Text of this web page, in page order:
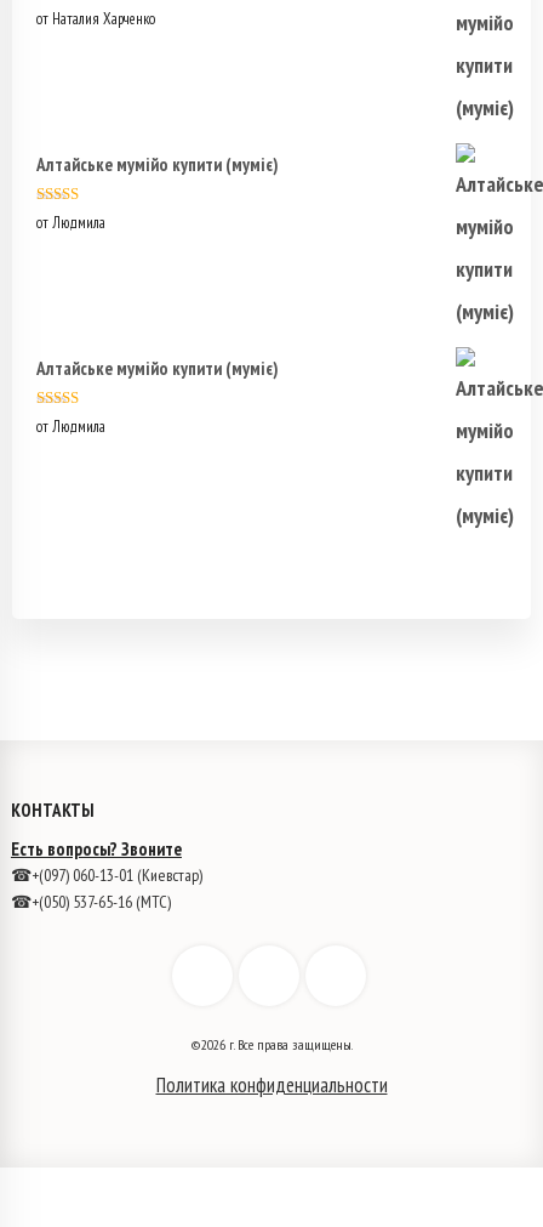
Оценка5 из
5
от Наталия Харченко
Алтайське мумійо купити (муміє)
Оценка5из
5
от Людмила
Алтайське мумійо купити (муміє)
Оценка5из
5
от Людмила
КОНТАКТЫ
Есть вопросы? Звоните
☎+(097) 060-13-01 (Киевстар)
☎+(050) 537-65-16 (МТС)
©2026 г. Все права защищены.
Политика конфиденциальности